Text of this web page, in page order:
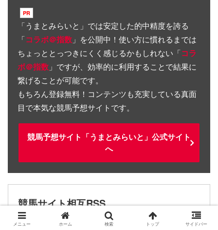
「うまとみらいと 」では安定した的中精度を誇る
「コラボ＠指数 」を公開中！使い方に慣れるまでは
ちょっととっつきにくく感じるかもしれない「コラ
ボ＠指数 」ですが、効率的に利用することで結果に
繋げることが可能です。
もちろん登録無料！コンテンツも充実している真面
目で本気な競馬予想サイトです。
競馬予想サイト「うまとみらいと」公式サイト
へ
競馬サイト相互RSS
メニュー ホーム 検索 トップ サイドバー